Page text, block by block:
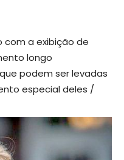
com a exibição de
longo
podem ser levadas
especial deles /